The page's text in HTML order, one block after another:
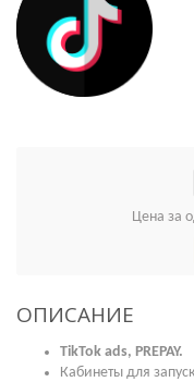
Цена за
ОПИСАНИЕ
TikTok ads, PREPAY.
Кабинеты для